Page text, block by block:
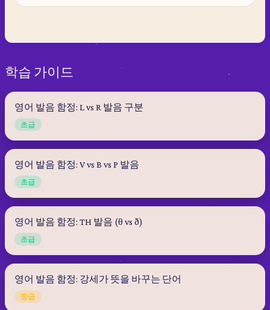
학습 가이드
영어 발음 함정: L vs R 발음 구분
초급
영어 발음 함정: V vs B vs P 발음
초급
영어 발음 함정: TH 발음 (θ vs ð)
초급
영어 발음 함정: 강세가 뜻을 바꾸는 단어
중급